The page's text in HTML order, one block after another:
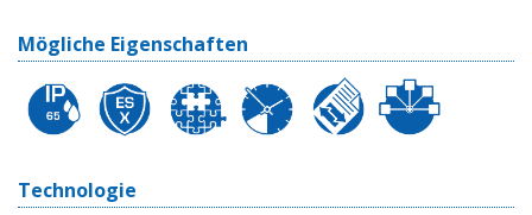
Mögliche Eigenschaften
Technologie